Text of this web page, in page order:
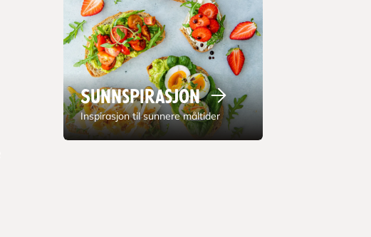
Sunnspirasjon
Inspirasjon til sunnere måltider